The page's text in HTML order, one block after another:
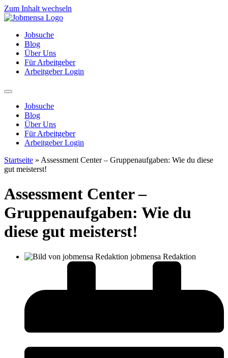
Zum Inhalt wechseln
Jobsuche
Blog
Über Uns
Für Arbeitgeber
Arbeitgeber Login
Jobsuche
Blog
Über Uns
Für Arbeitgeber
Arbeitgeber Login
Startseite » Assessment Center ‒ Gruppenaufgaben: Wie du diese
gut meisterst!
Assessment Center ‒
Gruppenaufgaben: Wie du
diese gut meisterst!
jobmensa Redaktion